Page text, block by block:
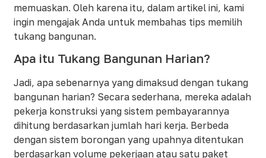
memuaskan. Oleh karena itu, dalam artikel ini, kami
ingin mengajak Anda untuk membahas tips memilih
tukang bangunan.
Apa itu Tukang Bangunan Harian?
Jadi, apa sebenarnya yang dimaksud dengan tukang
bangunan harian? Secara sederhana, mereka adalah
pekerja konstruksi yang sistem pembayarannya
dihitung berdasarkan jumlah hari kerja. Berbeda
dengan sistem borongan yang upahnya ditentukan
berdasarkan volume pekerjaan atau satu paket